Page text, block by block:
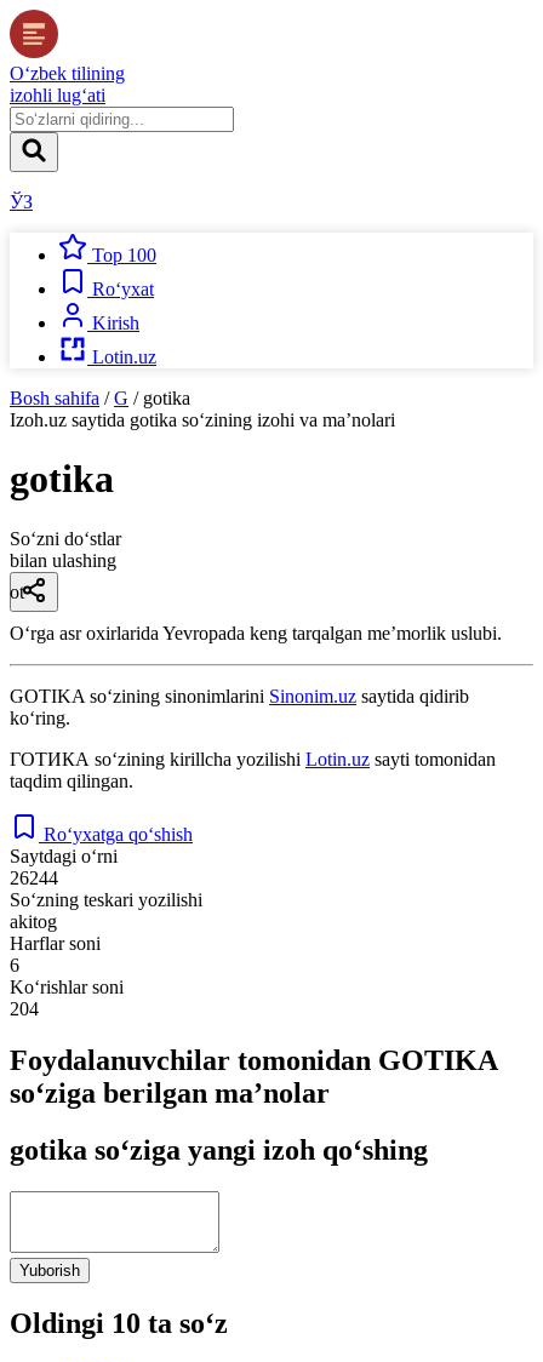
O‘zbek tilining
izohli lug‘ati
ЎЗ
Top 100
Ro‘yxat
Kirish
Lotin.uz
Bosh sahifa / G / gotika
Izoh.uz saytida gotika so‘zining izohi va ma’nolari
gotika
So‘zni do‘stlar
bilan ulashing
ot
Oʻrga asr oxirlarida Yevropada keng tarqalgan meʼmorlik uslubi.
GOTIKA so‘zining sinonimlarini Sinonim.uz saytida qidirib
ko‘ring.
ГОТИКА so‘zining kirillcha yozilishi Lotin.uz sayti tomonidan
taqdim qilingan.
Ro‘yxatga qo‘shish
Saytdagi o‘rni
26244
So‘zning teskari yozilishi
akitog
Harflar soni
6
Ko‘rishlar soni
204
Foydalanuvchilar tomonidan GOTIKA
so‘ziga berilgan ma’nolar
gotika so‘ziga yangi izoh qo‘shing
Yuborish
Oldingi 10 ta so‘z